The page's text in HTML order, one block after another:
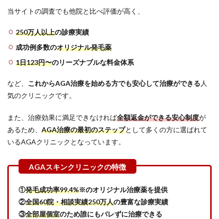
金と
内容
｜無
理な
けら
プラ
か？
2.2
コミ
や評
利用
者の
ルな
声を
チェ
ック
当サイトの調査でも他院と比べ評価が高く、
250万人以上の診療実績
成功例多数のオリジナル発毛薬
1日123円〜のリーズナブルな料金体系
など、 これからAGA治療を始める方でも安心して治療ができる人
気のクリニックです。
また、治療効果に満足できなければ全額返金ができる安心制度が
あるため、 AGA治療の最初のステップとして多くの方に選ばれて
いるAGAクリニックとなっています。
①発毛成功率99.4%※のオリジナル治療薬を提供
②全国60院・相談実績250万人の豊富な診療実績
③全部屋個室のため誰にもバレずに治療できる